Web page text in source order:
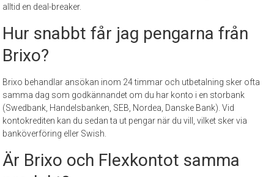
alltid en deal-breaker.
Hur snabbt får jag pengarna från
Brixo?
Brixo behandlar ansökan inom 24 timmar och utbetalning sker ofta
samma dag som godkännandet om du har konto i en storbank
(Swedbank, Handelsbanken, SEB, Nordea, Danske Bank). Vid
kontokrediten kan du sedan ta ut pengar när du vill, vilket sker via
banköverföring eller Swish.
Är Brixo och Flexkontot samma